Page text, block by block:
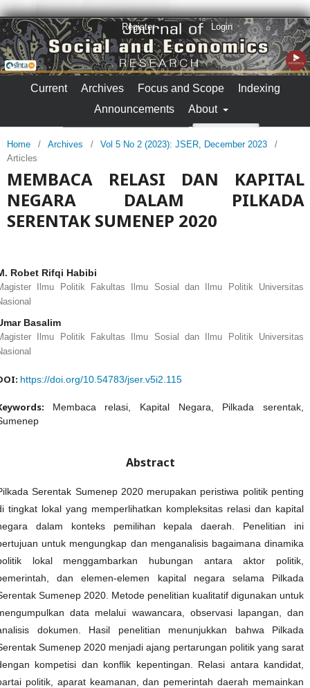
Current Archives Focus and Scope
Indexing
Announcements
About
Register Login
Home / Archives / Vol 5 No 2 (2023): JSER, December 2023
/
Articles
MEMBACA RELASI DAN KAPITAL
NEGARA DALAM PILKADA
SERENTAK SUMENEP 2020
Robet Rifqi Habibi
Ilmu Politik Fakultas Ilmu Sosial dan Ilmu Politik Universitas
Basalim
Ilmu Politik Fakultas Ilmu Sosial dan Ilmu Politik Universitas
https://doi.org/10.54783/jser.v5i2.115
Membaca relasi, Kapital Negara, Pilkada serentak,
Abstract
Serentak Sumenep 2020 merupakan peristiwa politik penting
tingkat lokal yang memperlihatkan kompleksitas relasi dan kapital
dalam konteks pemilihan kepala daerah. Penelitian ini
untuk mengungkap dan menganalisis bagaimana dinamika
lokal menggambarkan hubungan antara aktor politik,
dan elemen-elemen kapital negara selama Pilkada
Sumenep 2020. Metode penelitian kualitatif digunakan untuk
data melalui wawancara, observasi lapangan, dan
dokumen. Hasil penelitian menunjukkan bahwa Pilkada
Sumenep 2020 menjadi ajang pertarungan politik yang sarat
kompetisi dan konflik kepentingan. Relasi antara kandidat,
politik, aparat keamanan, dan pemerintah daerah memainkan